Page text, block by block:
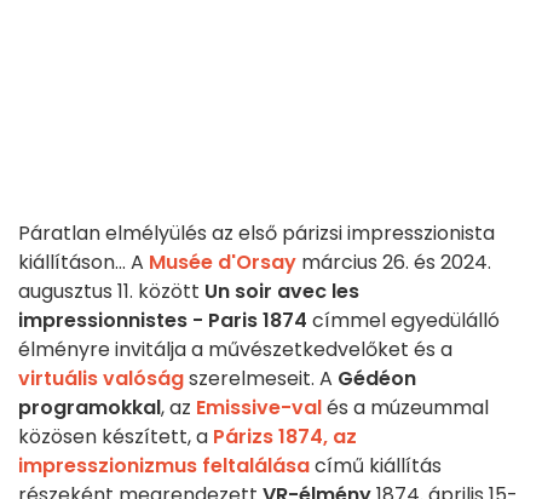
Páratlan elmélyülés az első párizsi impresszionista
kiállításon... A Musée d'Orsay március 26. és 2024.
augusztus 11. között Un soir avec les
impressionnistes - Paris 1874 címmel egyedülálló
élményre invitálja a művészetkedvelőket és a
virtuális valóságszerelmeseit. A Gédéon
programokkal, az Emissive-valés a múzeummal
közösen készített, a Párizs 1874, az
impresszionizmus feltalálásacímű kiállítás